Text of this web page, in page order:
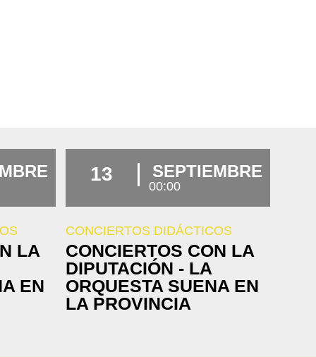
LA
EN
13 SEPTIEMBRE
00:00
CONCIERTOS DIDÁCTICOS
CONCIERTOS CON LA
DIPUTACIÓN - LA
ORQUESTA SUENA EN
LA PROVINCIA